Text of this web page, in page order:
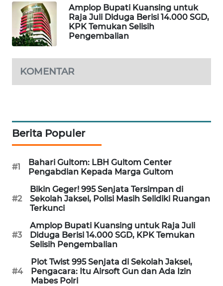
Amplop Bupati Kuansing untuk
Raja Juli Diduga Berisi 14.000 SGD,
KPK Temukan Selisih
Pengembalian
KOMENTAR
Berita Populer
#1
Bahari Gultom: LBH Gultom Center
Pengabdian Kepada Marga Gultom
#2
Bikin Geger! 995 Senjata Tersimpan di
Sekolah Jaksel, Polisi Masih Selidiki Ruangan
Terkunci
#3
Amplop Bupati Kuansing untuk Raja Juli
Diduga Berisi 14.000 SGD, KPK Temukan
Selisih Pengembalian
#4
Plot Twist 995 Senjata di Sekolah Jaksel,
Pengacara: Itu Airsoft Gun dan Ada Izin
Mabes Polri
WAHANANEWS
ID
WAHANANEWS
CO ID
WAHANA
SPORT
UMKM
WAHANA
SELEB
WAHANA
PERSONA
WAHANA
OTOMOTIF